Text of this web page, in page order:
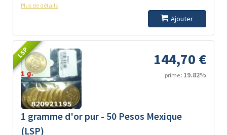
Plus de détails
Ajouter
LSP 144,70 €
prime : 19.82%
1 gramme d'or pur - 50 Pesos Mexique
(LSP)